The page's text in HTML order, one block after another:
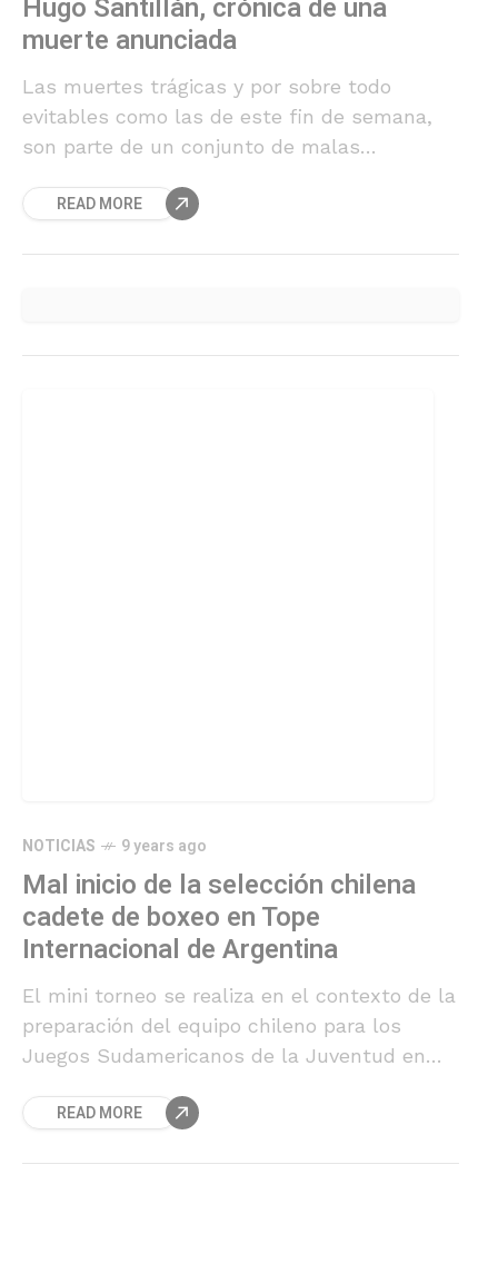
Hugo Santillán, crónica de una
muerte anunciada
Las muertes trágicas y por sobre todo
evitables como las de este fin de semana,
son parte de un conjunto de malas
comprendidas e irresponsabilidades
READ MORE
NOTICIAS 9 years ago
Mal inicio de la selección chilena
cadete de boxeo en Tope
Internacional de Argentina
El mini torneo se realiza en el contexto de la
preparación del equipo chileno para los
Juegos Sudamericanos de la Juventud en
READ MORE